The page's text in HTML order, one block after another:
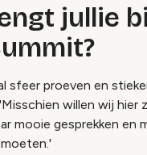
jullie
sfeer proeven en
willen wij hier
mooie gesprekken en